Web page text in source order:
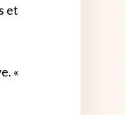
et
«